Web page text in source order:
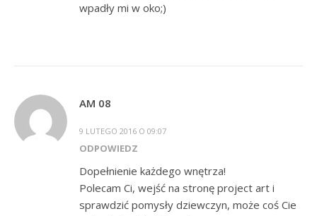
wpadły mi w oko;)
AM 08
9 LUTEGO 2016 O 09:07
ODPOWIEDZ
Dopełnienie każdego wnętrza!
Polecam Ci, wejść na stronę project art i
sprawdzić pomysły dziewczyn, może coś Cie